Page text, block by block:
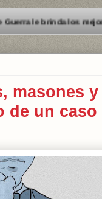
Blog. Detectives de
masones
de un